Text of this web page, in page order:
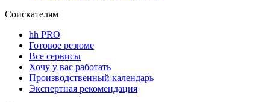
Соискателям
hh PRO
Готовое резюме
Все сервисы
Хочу у вас работать
Производственный календарь
Экспертная рекомендация